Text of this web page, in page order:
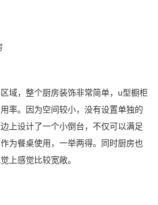
域，整个厨房装饰非常简单，u型橱柜
率。因为空间较小，没有设置单独的
上设计了一个小倒台，不仅可以满足
为餐桌使用，一举两得。同时厨房也
上感觉比较宽敞。